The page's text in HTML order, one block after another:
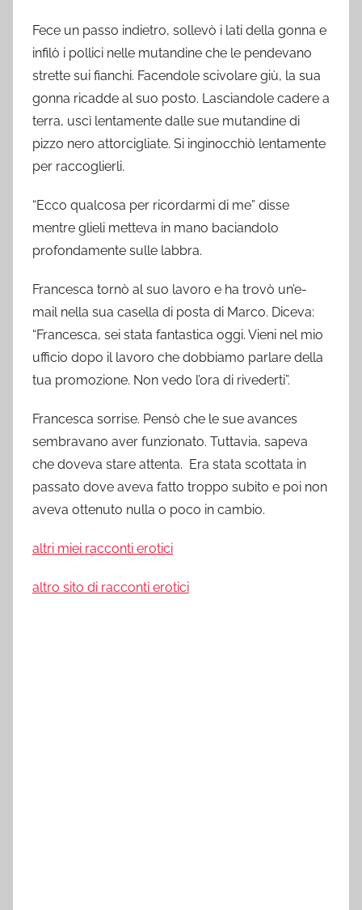
Fece un passo indietro, sollevò i lati della gonna e
infilò i pollici nelle mutandine che le pendevano
strette sui fianchi. Facendole scivolare giù, la sua
gonna ricadde al suo posto. Lasciandole cadere a
terra, uscì lentamente dalle sue mutandine di
pizzo nero attorcigliate. Si inginocchiò lentamente
per raccoglierli.
“Ecco qualcosa per ricordarmi di me” disse
mentre glieli metteva in mano baciandolo
profondamente sulle labbra.
Francesca tornò al suo lavoro e ha trovò un’e-
mail nella sua casella di posta di Marco. Diceva:
“Francesca, sei stata fantastica oggi. Vieni nel mio
ufficio dopo il lavoro che dobbiamo parlare della
tua promozione. Non vedo l’ora di rivederti”.
Francesca sorrise. Pensò che le sue avances
sembravano aver funzionato. Tuttavia, sapeva
che doveva stare attenta. Era stata scottata in
passato dove aveva fatto troppo subito e poi non
aveva ottenuto nulla o poco in cambio.
altri miei racconti erotici
altro sito di racconti erotici